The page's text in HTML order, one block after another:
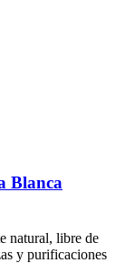
Blanca
natural, libre de
y purificaciones